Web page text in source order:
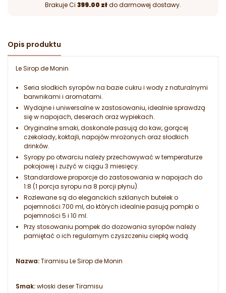
Brakuje Ci 399.00 złdo darmowej dostawy.
Opis produktu
Le Sirop de Monin
Seria słodkich syropów na bazie cukru i wody z naturalnymi
barwnikami i aromatami.
Wydajne i uniwersalne w zastosowaniu, idealnie sprawdzą
się w napojach, deserach oraz wypiekach.
Oryginalne smaki, doskonale pasują do kaw, gorącej
czekolady, koktajli, napojów mrożonych oraz słodkich
drinków.
Syropy po otwarciu należy przechowywać w temperaturze
pokojowej i zużyć w ciągu 3 miesięcy.
Standardowe proporcje do zastosowania w napojach do
1:8 (1 porcja syropu na 8 porcji płynu).
Rozlewane są do eleganckich szklanych butelek o
pojemności 700 ml, do których idealnie pasują pompki o
pojemności 5 i 10 ml.
Przy stosowaniu pompek do dozowania syropów należy
pamiętać o ich regularnym czyszczeniu ciepłą wodą.
Nazwa:Tiramisu Le Sirop de Monin
Smak:włoski deser Tiramisu